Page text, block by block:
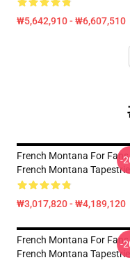
₩5,642,910 - ₩6,607,510
French Montana For Fans
French Montana Tapestries
₩3,017,820 - ₩4,189,120
-
French Montana For Fans
French Montana Tapestries
-